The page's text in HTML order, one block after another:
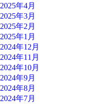
2025年4月
2025年3月
2025年2月
2025年1月
2024年12月
2024年11月
2024年10月
2024年9月
2024年8月
2024年7月